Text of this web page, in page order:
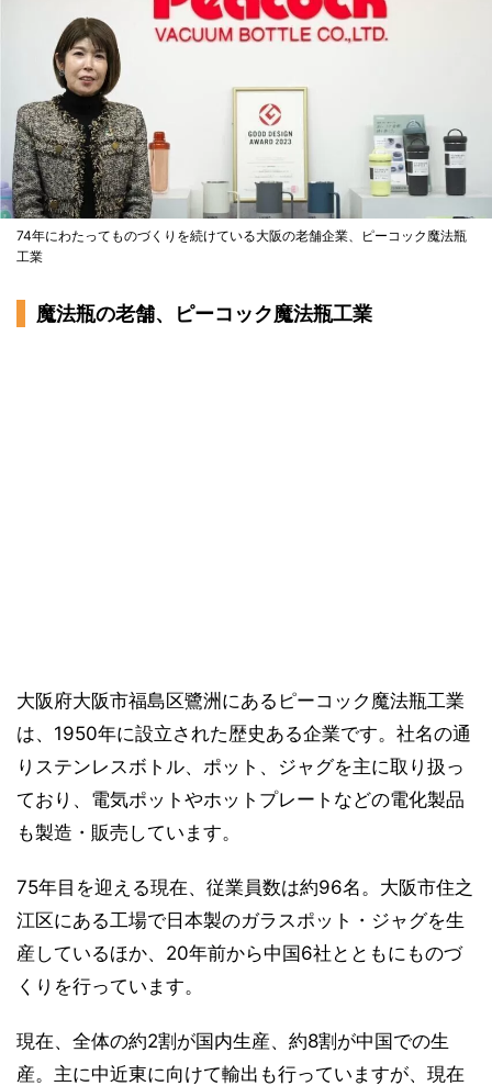
74年にわたってものづくりを続けている大阪の老舗企業、ピーコック魔法瓶
工業
魔法瓶の老舗、ピーコック魔法瓶工業
大阪府大阪市福島区鷺洲にあるピーコック魔法瓶工業
は、1950年に設立された歴史ある企業です。社名の通
りステンレスボトル、ポット、ジャグを主に取り扱っ
ており、電気ポットやホットプレートなどの電化製品
も製造・販売しています。
75年目を迎える現在、従業員数は約96名。大阪市住之
江区にある工場で日本製のガラスポット・ジャグを生
産しているほか、20年前から中国6社とともにものづ
くりを行っています。
現在、全体の約2割が国内生産、約8割が中国での生
産。主に中近東に向けて輸出も行っていますが、現在